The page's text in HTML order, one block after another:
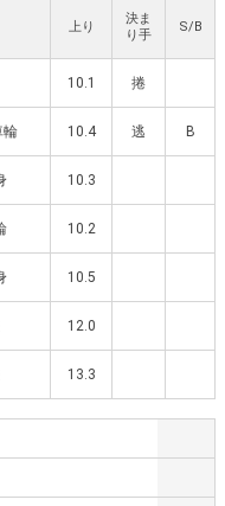
上り
決ま
り手
S/B
10.1 捲
輪 10.4 逃 B
10.3
10.2
10.5
12.0
13.3